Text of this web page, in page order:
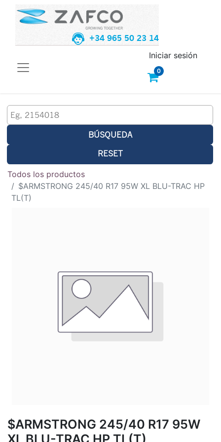
+34 965 50 23 14
0
Iniciar sesión
BÚSQUEDA
RESET
Todos los productos
$ARMSTRONG 245/40 R17 95W XL BLU-TRAC HP
TL(T)
$ARMSTRONG 245/40 R17 95W
XL BLU-TRAC HP TL(T)